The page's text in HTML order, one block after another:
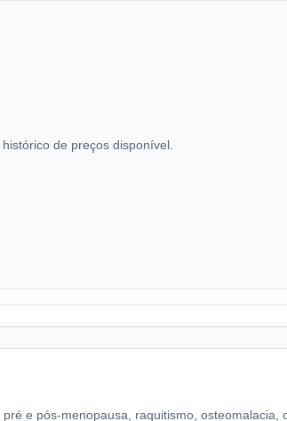
histórico de preços disponível.
e pós-menopausa, raquitismo, osteomalacia,